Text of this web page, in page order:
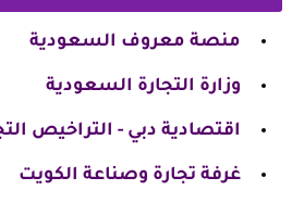
منصة معروف السعودية
وزارة التجارة السعودية
اقتصادية دبي - التراخيص
غرفة تجارة وصناعة الكويت